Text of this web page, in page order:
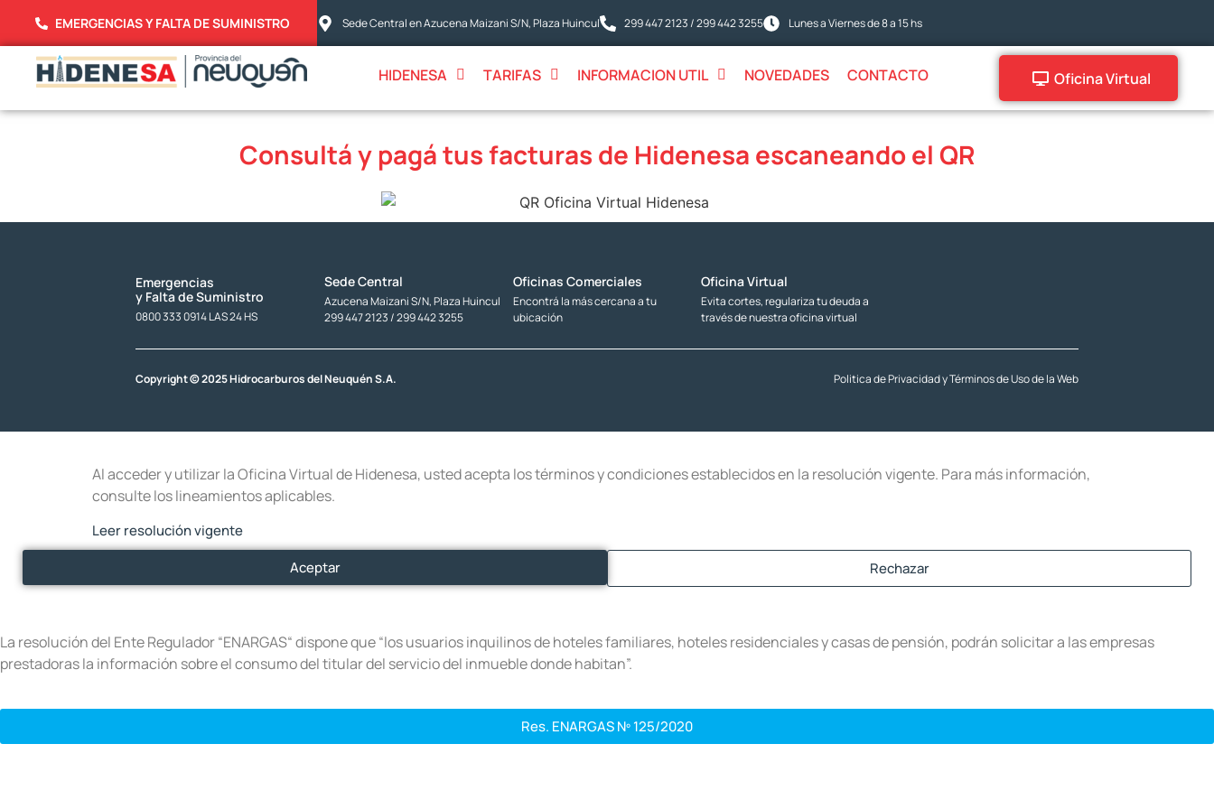
EMERGENCIAS Y FALTA DE SUMINISTRO Sede Central en Azucena Maizani S/N, Plaza Huincul 299 447 2123 / 299 442 3255 Lunes a Viernes de 8 a 15 hs
HIDENESA TARIFAS INFORMACION UTIL NOVEDADES CONTACTO Oficina Virtual
Consultá y pagá tus facturas de Hidenesa escaneando el QR
Emergencias
y Falta de Suministro
0800 333 0914 LAS 24 HS
Sede Central
Azucena Maizani S/N, Plaza Huincul
299 447 2123 / 299 442 3255
Oficinas Comerciales
Encontrá la más cercana a tu
ubicación
Oficina Virtual
Evita cortes, regulariza tu deuda a
través de nuestra oficina virtual
Copyright © 2025 Hidrocarburos del Neuquén S.A. Politica de Privacidad y Términos de Uso de la Web
Al acceder y utilizar la Oficina Virtual de Hidenesa, usted acepta los términos y condiciones establecidos en la resolución vigente. Para más información,
consulte los lineamientos aplicables.
Leer resolución vigente
Aceptar
Rechazar
La resolución del Ente Regulador “ENARGAS“ dispone que “los usuarios inquilinos de hoteles familiares, hoteles residenciales y casas de pensión, podrán solicitar a las empresas
prestadoras la información sobre el consumo del titular del servicio del inmueble donde habitan”.
Res. ENARGAS Nº 125/2020